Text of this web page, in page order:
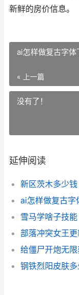
新鲜的房价信息。
ai怎样做复古字
« 上一篇
没有了！
延伸阅读
新区茨木多少
ai怎样做复古字
雪马学啥子技
部落冲突女王
给僵尸开炮无
钢铁烈阳皮肤